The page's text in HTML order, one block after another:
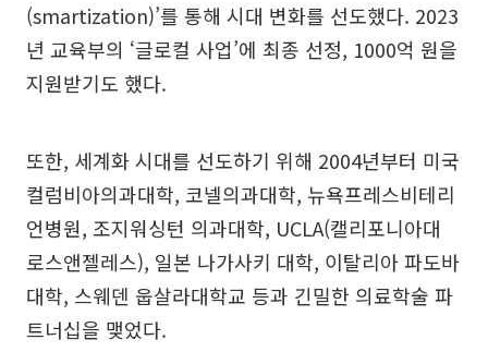
(smartization)’를 통해 시대 변화를 선도했다. 2023
년 교육부의 ‘글로컬 사업’에 최종 선정, 1000억 원을
지원받기도 했다.
또한, 세계화 시대를 선도하기 위해 2004년부터 미국
컬럼비아의과대학, 코넬의과대학, 뉴욕프레스비테리
언병원, 조지워싱턴 의과대학, UCLA(캘리포니아대
로스앤젤레스), 일본 나가사키 대학, 이탈리아 파도바
대학, 스웨덴 웁살라대학교 등과 긴밀한 의료학술 파
트너십을 맺었다.